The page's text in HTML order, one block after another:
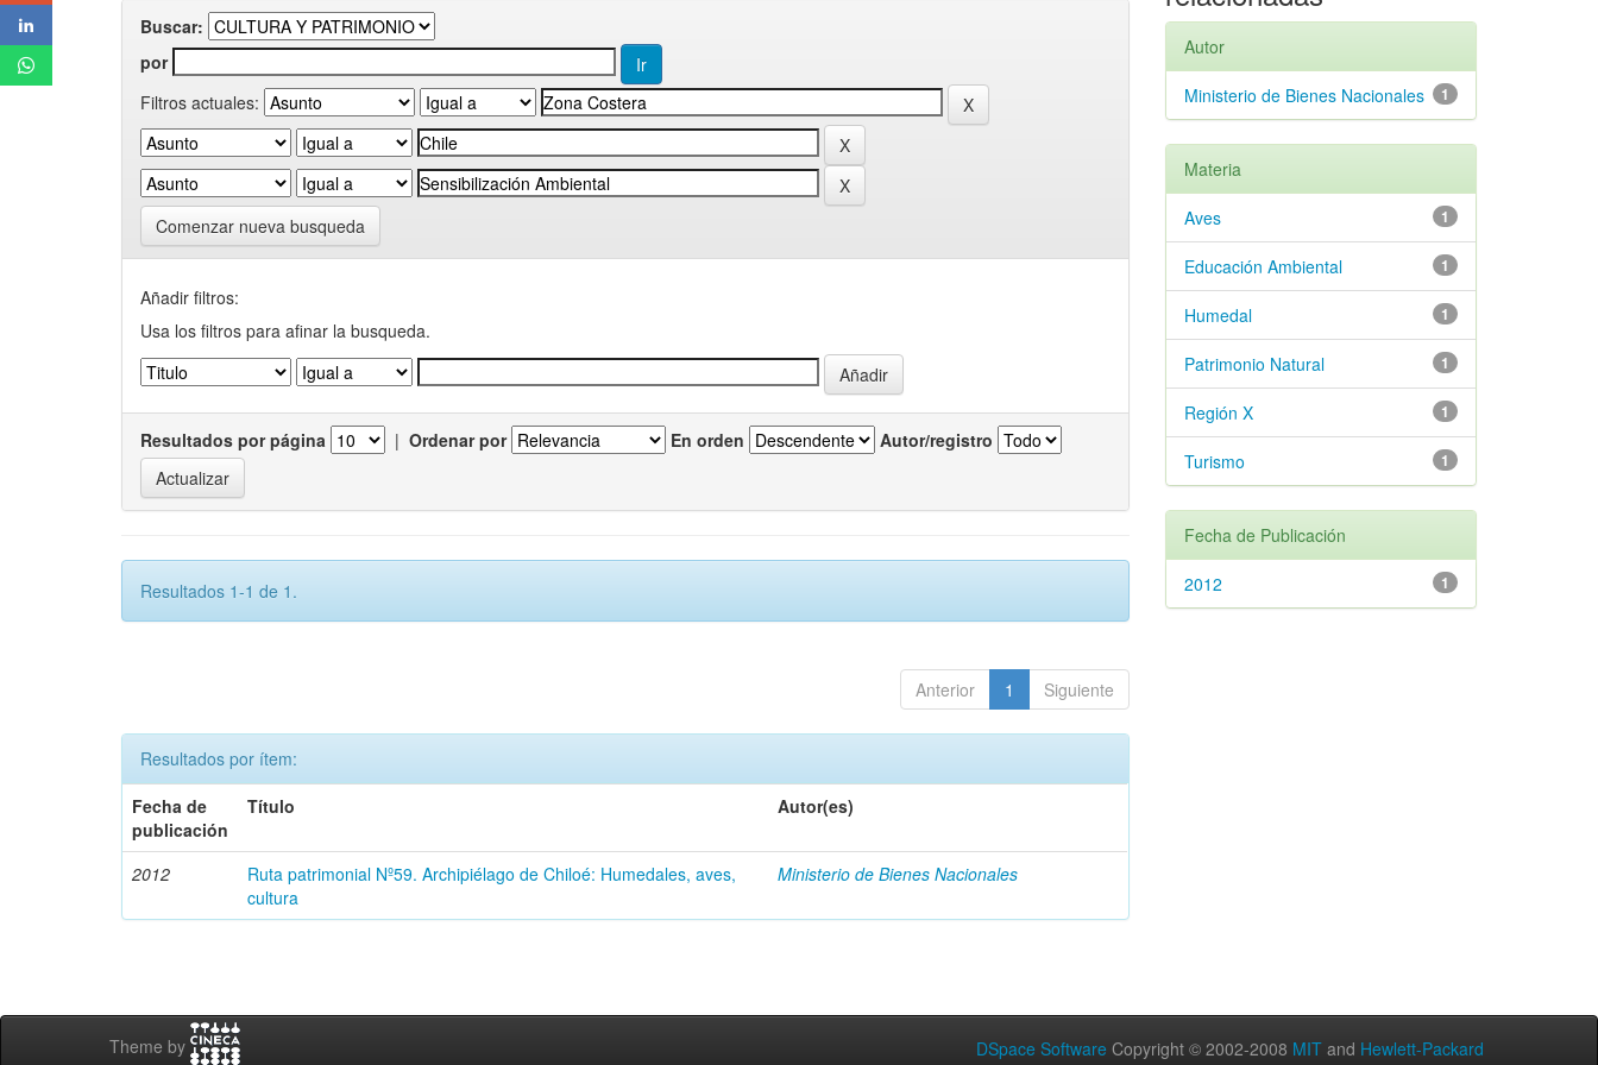
Buscar:
por
Filtros actuales:
Comenzar nueva busqueda
Añadir filtros:
Usa los filtros para afinar la busqueda.
Resultados por página | Ordenar por En orden Autor/registro
Resultados 1-1 de 1.
Anterior 1 Siguiente
Resultados por ítem:
Fecha de
publicación
Título Autor(es)
2012
Ruta patrimonial Nº59. Archipiélago de Chiloé: Humedales, aves,
cultura
Ministerio de Bienes Nacionales
Autor
1
Ministerio de Bienes Nacionales
Materia
1
Aves
1
Educación Ambiental
1
Humedal
1
Patrimonio Natural
1
Región X
1
Turismo
Fecha de Publicación
1
2012
Theme by DSpace Software Copyright © 2002-2008 MIT and Hewlett-Packard